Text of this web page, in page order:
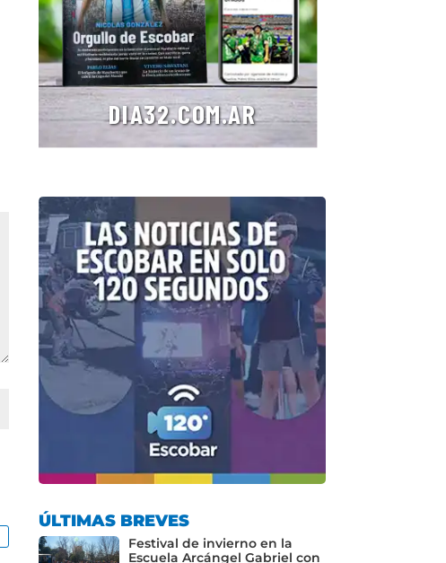
ÚLTIMAS BREVES
Festival de invierno en la
Escuela Arcángel Gabriel con